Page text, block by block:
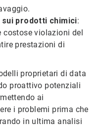
prodotti chimici:
costose violazioni del
prestazioni di
proprietari di data
proattivo potenziali
ai
i problemi prima che
in ultima analisi